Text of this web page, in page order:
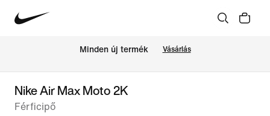
Minden új termék Vásárlás
Nike Air Max Moto 2K
Férficipő